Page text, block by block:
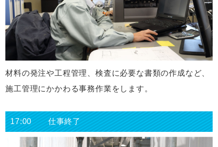
材料の発注や工程管理、検査に必要な書類の作成など、
施工管理にかかわる事務作業をします。
17:00 仕事終了